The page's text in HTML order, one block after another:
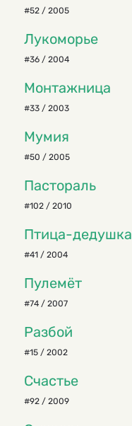
#52 / 2005
Лукоморье
#36 / 2004
Монтажница
#33 / 2003
Мумия
#50 / 2005
Пастораль
#102 / 2010
Птица-дедушка
#41 / 2004
Пулемёт
#74 / 2007
Разбой
#15 / 2002
Счастье
#92 / 2009